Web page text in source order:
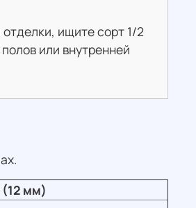
ищите сорт 1/2
или внутренней
мм)